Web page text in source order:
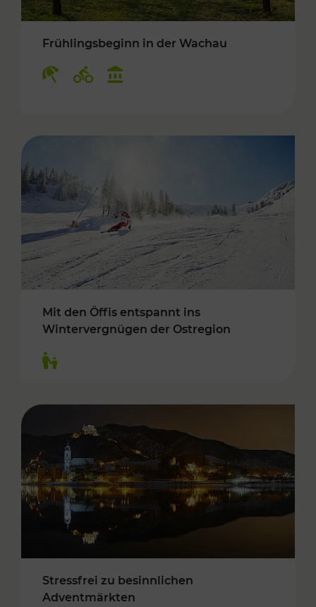
Frühlingsbeginn in der Wachau
Mit den Öffis entspannt ins
Wintervergnügen der Ostregion
Stressfrei zu besinnlichen
Adventmärkten